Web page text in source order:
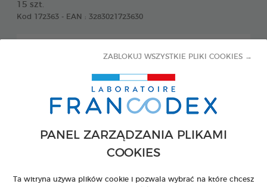
PANEL ZARZĄDZANIA PLIKAMI
COOKIES
Ta witryna używa plików cookie i pozwala wybrać na które chcesz
ZABLOKUJ WSZYSTKIE PLIKI COOKIES →
15 szt.
Kod 172363 - EAN : 3283021723630